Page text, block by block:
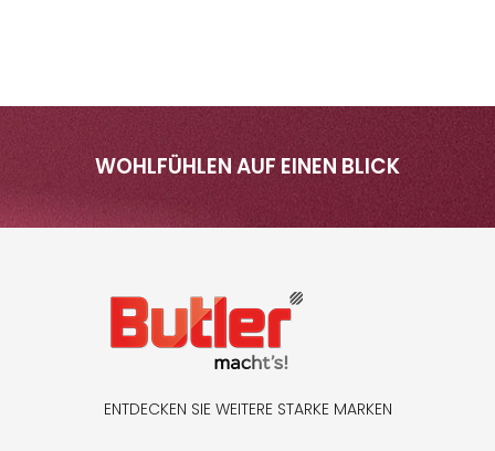
WOHLFÜHLEN AUF EINEN BLICK
ENTDECKEN SIE WEITERE STARKE MARKEN